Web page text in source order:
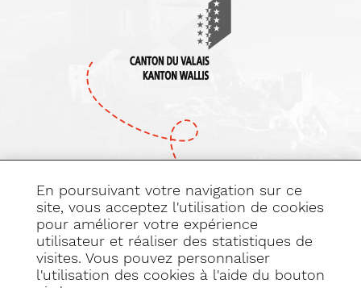
Abonnez-vous
à notre newsletter
En poursuivant votre navigation sur ce
site, vous acceptez l'utilisation de cookies
pour améliorer votre expérience
utilisateur et réaliser des statistiques de
visites. Vous pouvez personnaliser
l'utilisation des cookies à l'aide du bouton